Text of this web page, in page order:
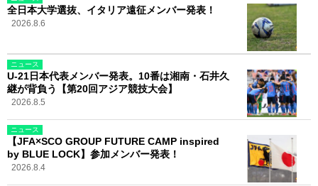
全日本大学選抜、イタリア遠征メンバー発表！
2026.8.6
ニュース
U-21日本代表メンバー発表。10番は湘南・石井久
継が背負う【第20回アジア競技大会】
2026.8.5
ニュース
【JFA×SCO GROUP FUTURE CAMP inspired
by BLUE LOCK】参加メンバー発表！
2026.8.4